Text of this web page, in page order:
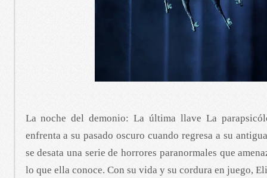
La noche del demonio: La última llave La
enfrenta a su pasado oscuro cuando regresa a su
se desata una serie de horrores paranormales que
lo que ella conoce. Con su vida y su cordura en juego,